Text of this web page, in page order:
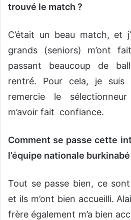
trouvé le match ?
C’était un beau match, et
grands (seniors) m’ont
passant beaucoup de
rentré. Pour cela, je
remercie le
m’avoir fait confiance.
Comment se passe cette
l’équipe nationale burkinabé
Tout se passe bien, ce
et ils m’ont bien accueilli.
frère également m’a bien